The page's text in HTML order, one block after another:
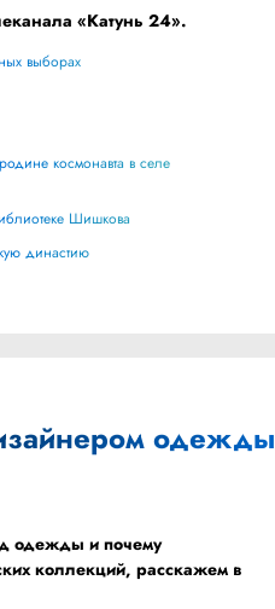
«Катунь 24».
выборах
Шишкова
династию
одежды
одежды и почему
коллекций, расскажем в